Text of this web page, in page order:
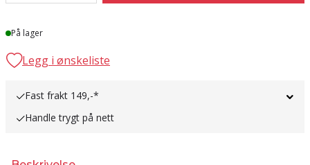
Lager
På lager
Legg i ønskeliste
Fast frakt 149,-*
Handle trygt på nett